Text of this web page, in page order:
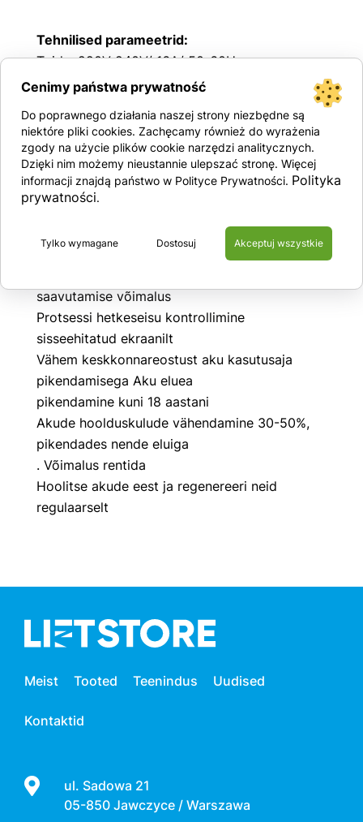
Tehnilised parameetrid:
Toide: 220V-240V/ 16A/ 50-60Hz
Pingevahemik: 6-48V
Tühjendusvool : 0-160A
Mõõdud kõrgus/laius/pikkus:
76cm/44cm/31cm
Kaal: 35 kg
Ostuvõimalus konfigureeritud sülearvutiga
saavutamise võimalus
Protsessi hetkeseisu kontrollimine
sisseehitatud ekraanilt
Vähem keskkonnareostust aku kasutusaja
pikendamisega Aku eluea
pikendamine kuni 18 aastani
Akude hoolduskulude vähendamine 30-50%,
pikendades nende eluiga
. Võimalus rentida
Hoolitse akude eest ja regenereeri neid
regulaarselt
Meist Tooted Teenindus Uudised
Kontaktid
ul. Sadowa 21
05-850 Jawczyce / Warszawa
Cenimy państwa prywatność
Do poprawnego działania naszej strony niezbędne są
niektóre pliki cookies. Zachęcamy również do wyrażenia
zgody na użycie plików cookie narzędzi analitycznych.
Dzięki nim możemy nieustannie ulepszać stronę. Więcej
informacji znajdą państwo w Polityce Prywatności. Polityka
prywatności.
Dostosuj
Tylko wymagane Akceptuj wszystkie